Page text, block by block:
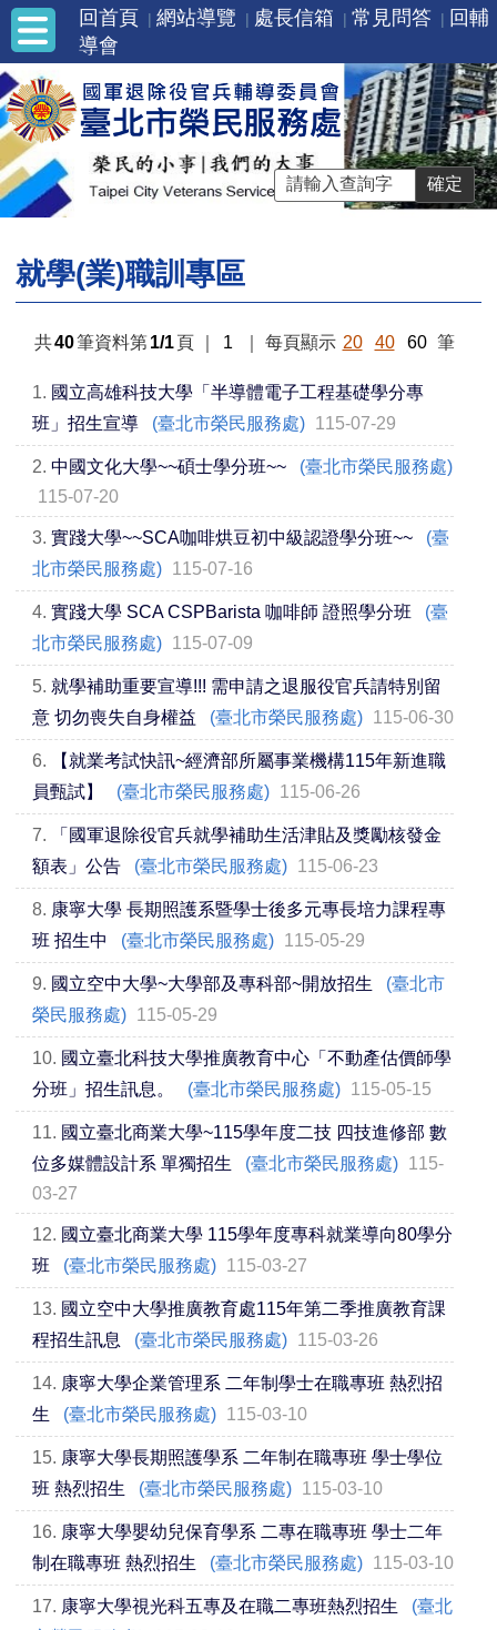
回首頁 網站導覽 處長信箱 常見問答
回輔
導會
就學(業)職訓專區
共40筆資料第 1/1 頁 1 每頁顯示 20 40 60 筆
1. 國立高雄科技大學「半導體電子工程基礎學分專
班」招生宣導
(臺北市榮民服務處) 115-07-29
2. 中國文化大學~~碩士學分班~~
(臺北市榮民服務處)
115-07-20
3. 實踐大學~~SCA咖啡烘豆初中級認證學分班~~
(臺
北市榮民服務處) 115-07-16
4. 實踐大學 SCA CSPBarista 咖啡師 證照學分班
(臺
北市榮民服務處) 115-07-09
5. 就學補助重要宣導!!! 需申請之退服役官兵請特別留
意 切勿喪失自身權益
(臺北市榮民服務處) 115-06-30
6.
【就業考試快訊~經濟部所屬事業機構115年新進職
員甄試】
(臺北市榮民服務處) 115-06-26
7.
「國軍退除役官兵就學補助生活津貼及獎勵核發金
額表」公告
(臺北市榮民服務處) 115-06-23
8. 康寧大學 長期照護系暨學士後多元專長培力課程專
班 招生中
(臺北市榮民服務處) 115-05-29
9. 國立空中大學~大學部及專科部~開放招生
(臺北市
榮民服務處) 115-05-29
10. 國立臺北科技大學推廣教育中心「不動產估價師學
分班」招生訊息。
(臺北市榮民服務處) 115-05-15
11. 國立臺北商業大學~115學年度二技 四技進修部 數
位多媒體設計系 單獨招生
(臺北市榮民服務處) 115-
03-27
12. 國立臺北商業大學 115學年度專科就業導向80學分
班
(臺北市榮民服務處) 115-03-27
13. 國立空中大學推廣教育處115年第二季推廣教育課
程招生訊息
(臺北市榮民服務處) 115-03-26
14. 康寧大學企業管理系 二年制學士在職專班 熱烈招
生
(臺北市榮民服務處) 115-03-10
15. 康寧大學長期照護學系 二年制在職專班 學士學位
班 熱烈招生
(臺北市榮民服務處) 115-03-10
16. 康寧大學嬰幼兒保育學系 二專在職專班 學士二年
制在職專班 熱烈招生
(臺北市榮民服務處) 115-03-10
17. 康寧大學視光科五專及在職二專班熱烈招生
(臺北